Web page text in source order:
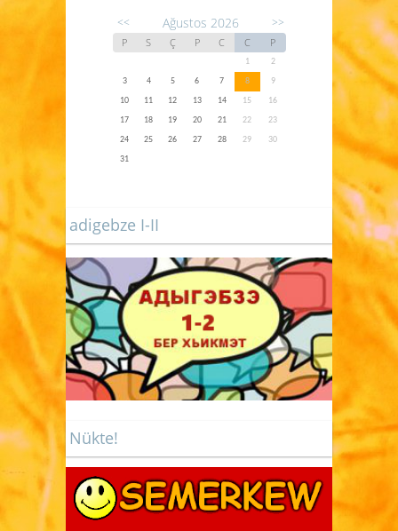
<< Ağustos 2026 >>
P S Ç P C C P
1
2
3
4 5 6 7 8
9
10
11 12 13 14 15
16
17
18 19 20 21 22
23
24
25 26 27 28 29
30
31
adigebze I-II
Nükte!